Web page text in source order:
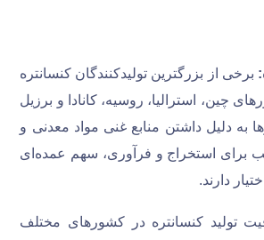
برخی از بزرگترین تولیدکنندگان کنسانتره
چین، استرالیا، روسیه، کانادا و برزیل
به دلیل داشتن منابع غنی مواد معدنی و
برای استخراج و فرآوری، سهم عمده‌ای
دارند.
تولید کنسانتره در کشورهای مختلف